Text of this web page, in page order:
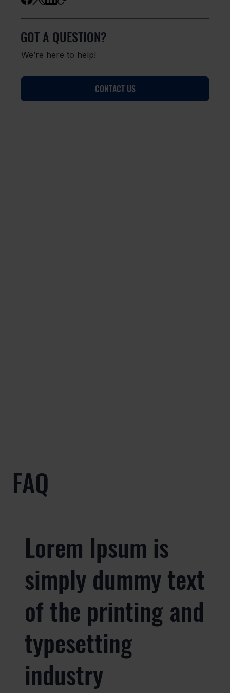
GOT A QUESTION?
We’re here to help!
CONTACT US
FAQ
Lorem Ipsum is
simply dummy text
of the printing and
typesetting
industry